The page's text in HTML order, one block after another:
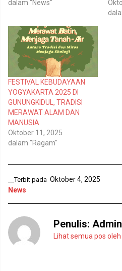
M
b
u
k
a
d
i
e
n
d
e
l
a
y
a
n
g
b
a
)
e
m
b
u
k
a
d
i
j
e
n
d
e
a
a
n
g
r
)
dalam "News"
FESTIVAL KEBUDAYAAN
YOGYAKARTA 2025 DI
GUNUNGKIDUL, TRADISI
MERAWAT ALAM DAN
MANUSIA
Oktober 11, 2025
dalam "Ragam"
__Terbit pada Oktober 4, 2025
News
Penulis:
Lihat semua pos